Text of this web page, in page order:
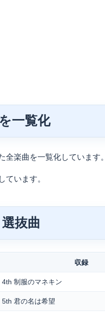
一覧化
楽曲を一覧化しています。
ています。
抜曲
収録
4th 制服のマネキン
5th 君の名は希望